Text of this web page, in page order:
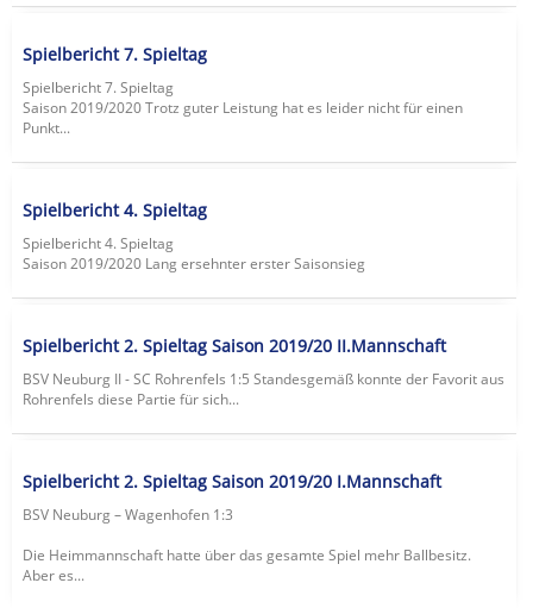
Spielbericht 7. Spieltag
Spielbericht 7. Spieltag
Saison 2019/2020 Trotz guter Leistung hat es leider nicht für einen
Punkt...
Spielbericht 4. Spieltag
Spielbericht 4. Spieltag
Saison 2019/2020 Lang ersehnter erster Saisonsieg
Spielbericht 2. Spieltag Saison 2019/20 II.Mannschaft
BSV Neuburg II - SC Rohrenfels 1:5 Standesgemäß konnte der Favorit aus
Rohrenfels diese Partie für sich...
Spielbericht 2. Spieltag Saison 2019/20 I.Mannschaft
BSV Neuburg – Wagenhofen 1:3
Die Heimmannschaft hatte über das gesamte Spiel mehr Ballbesitz.
Aber es...